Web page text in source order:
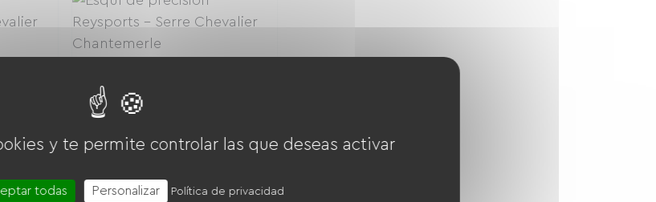
Desde 10.00 € / día
y te permite controlar las que deseas activar
todas Personalizar Política de privacidad